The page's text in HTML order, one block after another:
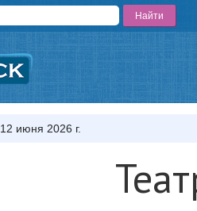
12 июня 2026 г.